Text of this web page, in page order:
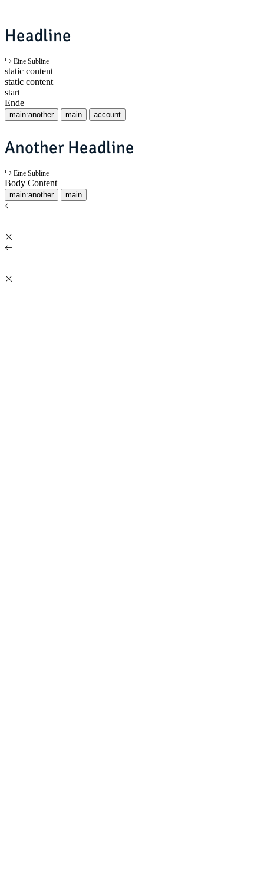
Headline
Eine Subline
static content
static content
start
Ende
main:another main account
Another Headline
Eine Subline
Body Content
main:another main